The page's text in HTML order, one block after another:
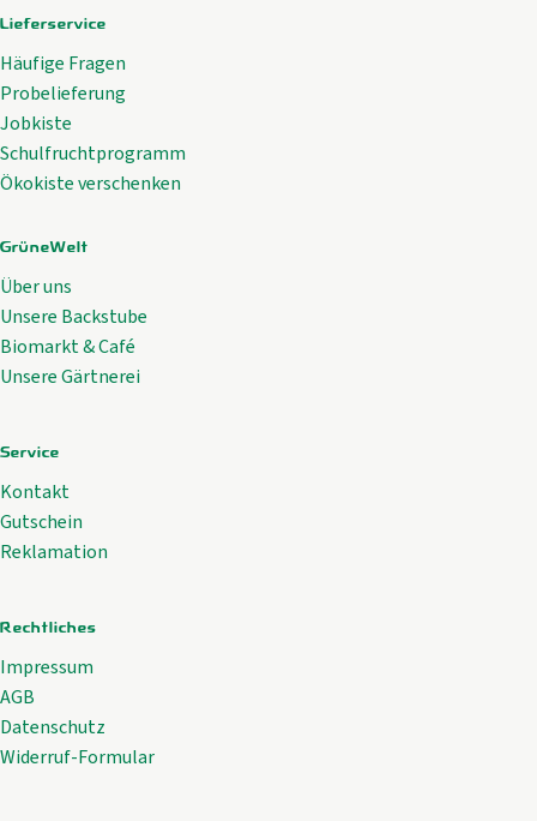
Lieferservice
Häufige Fragen
Probelieferung
Jobkiste
Schulfruchtprogramm
Ökokiste verschenken
GrüneWelt
Über uns
Unsere Backstube
Biomarkt & Café
Unsere Gärtnerei
Service
Kontakt
Gutschein
Reklamation
Rechtliches
Impressum
AGB
Datenschutz
Widerruf-Formular